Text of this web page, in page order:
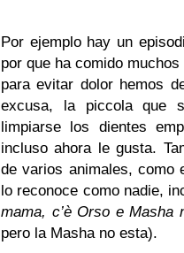
Por ejemplo hay un
por que ha comido
para evitar dolor hemos
excusa, la piccola que
limpiarse los dientes
incluso ahora le gusta.
de varios animales, como
lo reconoce como nadie,
mama, c’è Orso e Masha
pero la Masha no esta).